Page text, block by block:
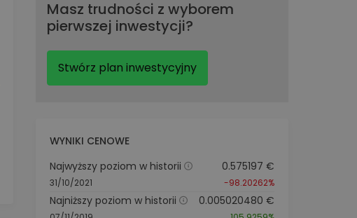
Masz trudności z wyborem
pierwszej inwestycji?
Stwórz plan inwestycyjny
WYNIKI CENOWE
Najwyższy poziom w historii
31/10/2021
0.575197 €
-98.20262%
Najniższy poziom w historii 0.005020480 €